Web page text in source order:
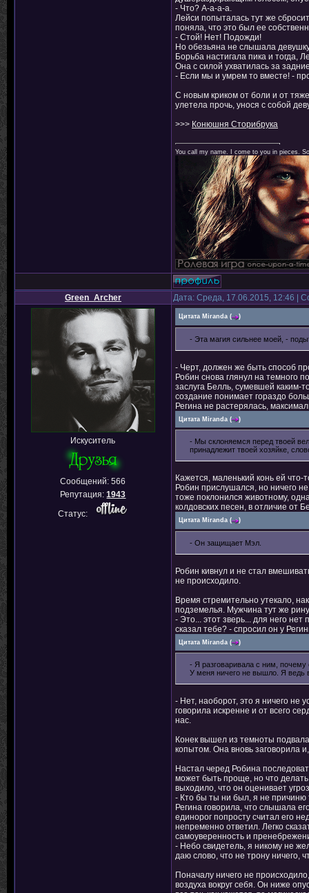
- Что? А-а-а-а.
Лейси попыталась тут же
поняла, что это был ее
- Стой! Нет! Подожди!
Но обезьяна не слышала
Борьба настигала пика и тогда,
Она с силой ухватилась за
- Если мы и умрем то вместе! -
С новым криком от боли и от
улетела прочь, унося с собой
>>> Конюшня Сторибрука
You call my name. I come to you in pieces.
Green_Archer Дата: Среда, 17.06.2015, 12:46 |
Искуситель
Сообщений:566
Репутация:1943
Статус:
Цитата Miranda ( )
- Эта магия сильнее моей, -
- Черт, должен же быть способ
Робин снова глянул на темного
заслуга Белль, сумевшей каким-
создание понимает гораздо
Регина не растерялась,
Цитата Miranda ( )
- Мы склоняемся перед твоей
принадлежит твоей хозяйке,
Кажется, маленький конь ей
Робин прислушался, но ничего
тоже поклонился животному,
колдовских песен, в отличие от
Цитата Miranda ( )
- Он защищает Мэл.
Робин кивнул и не стал
не происходило.
Время стремительно утекало,
подземелья. Мужчина тут же
- Это... этот зверь... для него
сказал тебе? - спросил он у
Цитата Miranda ( )
- Я разговаривала с ним, почему
У меня ничего не вышло. Я ведь
- Нет, наоборот, это я ничего не
говорила искренне и от всего
нас.
Конек вышел из темноты подвала
копытом. Она вновь заговорила
Настал черед Робина
может быть проще, но что
выходило, что он оценивает
- Кто бы ты ни был, я не причиню
Регина говорила, что слышала
единорог попросту считал его
непременно ответил. Легко
самоуверенность и
- Небо свидетель, я никому не
даю слово, что не трону ничего,
Поначалу ничего не
воздуха вокруг себя. Он ниже